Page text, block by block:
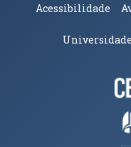
Acessibilidade
Parceiros e